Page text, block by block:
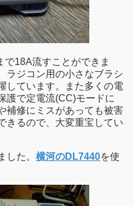
18A流すことができま
ラジコン用の小さなブラシ
しています。また多くの電
護で定電流(CC)モードに
補修にミスがあっても被害
きるので、大変重宝してい
した。 横河のDL7440を使